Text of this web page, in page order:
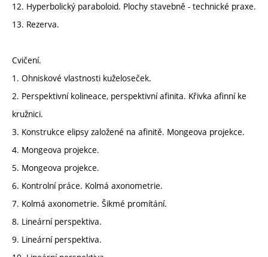
12. Hyperbolický paraboloid. Plochy stavebně - technické praxe.
13. Rezerva.
Cvičení.
1. Ohniskové vlastnosti kuželoseček.
2. Perspektivní kolineace, perspektivní afinita. Křivka afinní ke
kružnici.
3. Konstrukce elipsy založené na afinitě. Mongeova projekce.
4. Mongeova projekce.
5. Mongeova projekce.
6. Kontrolní práce. Kolmá axonometrie.
7. Kolmá axonometrie. Šikmé promítání.
8. Lineární perspektiva.
9. Lineární perspektiva.